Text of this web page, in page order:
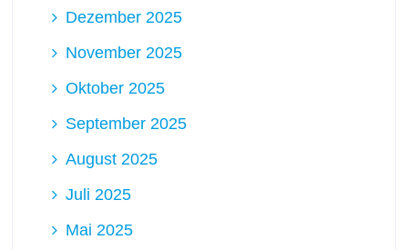
Dezember 2025
November 2025
Oktober 2025
September 2025
August 2025
Juli 2025
Mai 2025